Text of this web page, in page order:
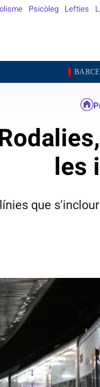
Psicòleg Lefties
31,7°
les
que